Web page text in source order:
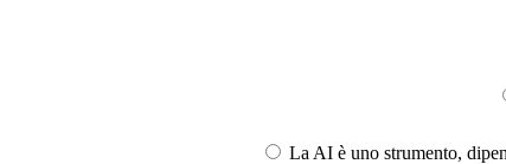
La AI è uno strumento,